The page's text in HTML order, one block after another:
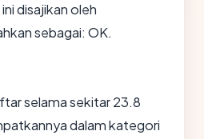
disajikan oleh
sebagai: OK.
selama sekitar 23.8
dalam kategori